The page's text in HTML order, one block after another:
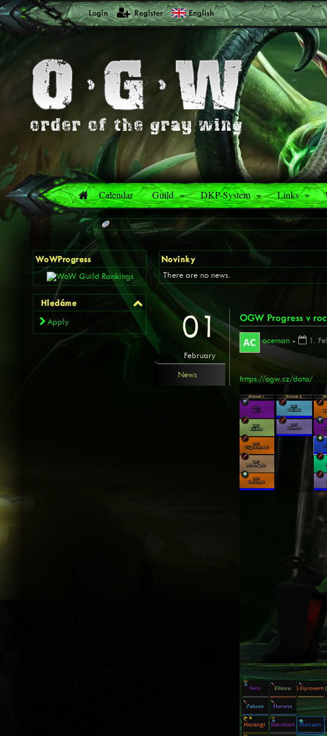
Login Register English
Calendar Guild DKP-System Links
WoWProgress
Hledáme
Apply
Novinky
There are no news.
01
February
News
OGW Progress v
aceman • 1.
https://ogw.cz/data/